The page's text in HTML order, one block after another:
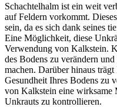
Schachtelhalm ist ein weit
auf Feldern vorkommt.
sein, da es sich dank seines
Eine Möglichkeit, diese
Verwendung von Kalkstein.
des Bodens zu verändern
machen. Darüber hinaus
Gesundheit Ihres Bodens zu
von Kalkstein eine wirksame
Unkrauts zu kontrollieren.